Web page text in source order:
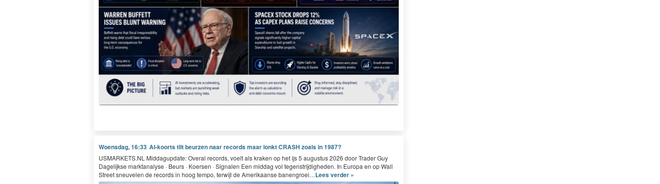
Woensdag, 16:33 AI-koorts tilt beurzen naar records maar lonkt CRASH zoals in 1987?
USMAR​KETS​.NL Mid­dagup­date: Over­al records, voelt als krak­en op het ijs5 augus­tus2026 door Trad­er Guy
Dagelijkse mark­t­analyse · Beurs · Koersen · Sig­nalen Een mid­dag vol tegen­stri­jdighe­den. In Europa en op Wall
Street sneu­ve­len de records in hoog tem­po, ter­wi­jl de Amerikaanse banengroei…Lees verder »